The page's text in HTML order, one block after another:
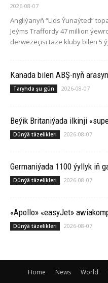
2026-08-07
Angliýanyň “Lids Ýunaýted”
Jeýms Traffordy 47 million
derwezeçisi täze kluby bilen 5
Ka­na­da bilen ABŞ-nyň
Taryhda şu gün 2026-08-07
Beýik Britaniýada ilkinji
Dünýä täzelikleri 2026-08-07
Germaniýada 1100 ýyllyk iň
Dünýä täzelikleri 2026-08-07
«Apollo» «easyJet»
Dünýä täzelikleri 2026-08-07
Home News World